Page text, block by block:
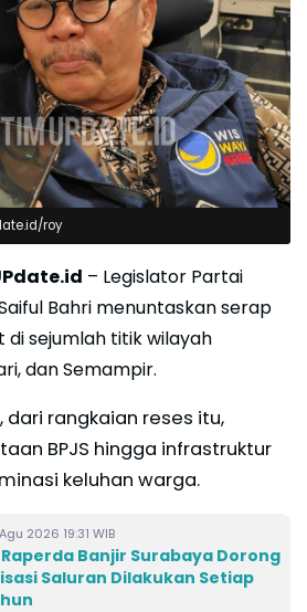
roy
– Legislator Partai
Bahri menuntaskan serap
sejumlah titik wilayah
dan Semampir.
dari rangkaian reses itu,
BPJS hingga infrastruktur
keluhan warga.
2026 19:31 WIB
Raperda Banjir Surabaya Dorong
Saluran Dilakukan Setiap